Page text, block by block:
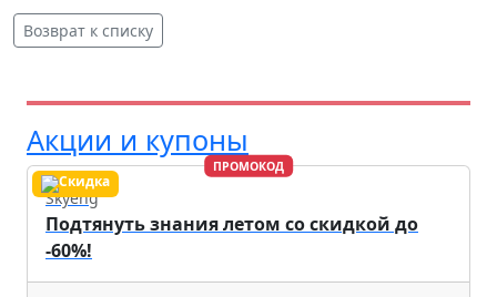
Возврат к списку
Акции и купоны
ПРОМОКОД
Skyeng
Подтянуть знания летом со скидкой до
-60%!